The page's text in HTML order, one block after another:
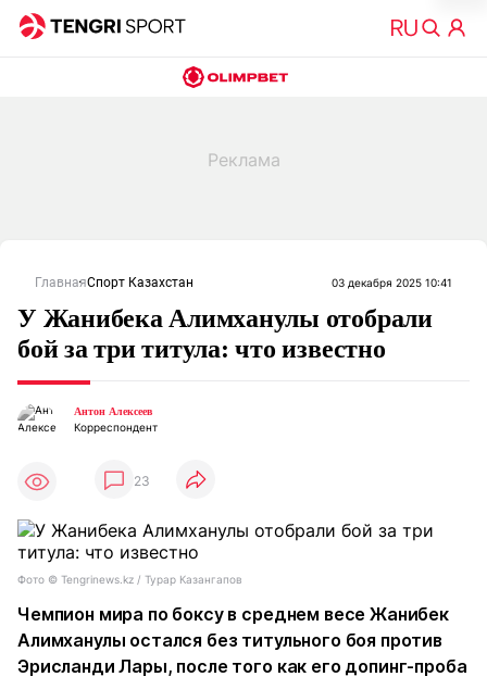
ГлавнаяСпорт Казахстан 03 декабря 2025 10:41
У Жанибека Алимханулы отобрали
бой за три титула: что известно
Антон Алексеев
Корреспондент
23
Фото ©️ Tengrinews.kz / Турар Казангапов
Чемпион мира по боксу в среднем весе Жанибек
Алимханулы остался без титульного боя против
Эрисланди Лары, после того как его допинг-проба